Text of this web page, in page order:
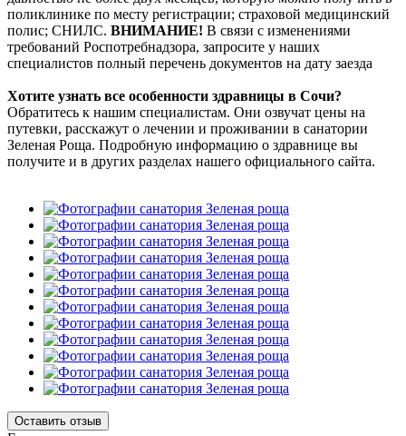
поликлинике по месту регистрации; страховой медицинский
полис; СНИЛС. ВНИМАНИЕ! В связи с изменениями
требований Роспотребнадзора, запросите у наших
специалистов полный перечень документов на дату заезда
Хотите узнать все особенности здравницы в Сочи?
Обратитесь к нашим специалистам. Они озвучат цены на
путевки, расскажут о лечении и проживании в санатории
Зеленая Роща. Подробную информацию о здравнице вы
получите и в других разделах нашего официального сайта.
Оставить отзыв